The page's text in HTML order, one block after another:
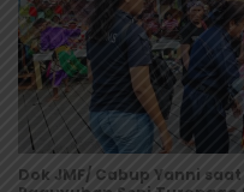
Dok JMF/ Cabup Yanni